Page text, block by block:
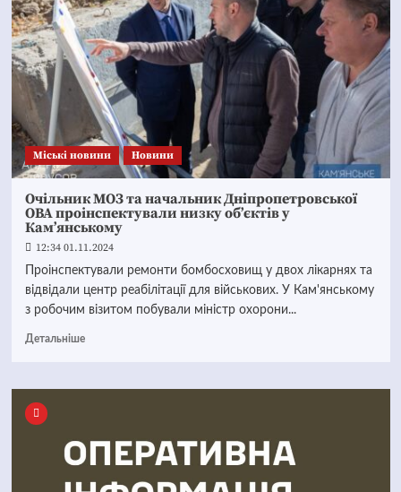
Mіські новини Новини
Очільник МОЗ та начальник Дніпропетровської
ОВА проінспектували низку об’єктів у
Кам’янському
12:34 01.11.2024
Проінспектували ремонти бомбосховищ у двох лікарнях та
відвідали центр реабілітації для військових. У Кам'янському
з робочим візитом побували міністр охорони...
Детальніше